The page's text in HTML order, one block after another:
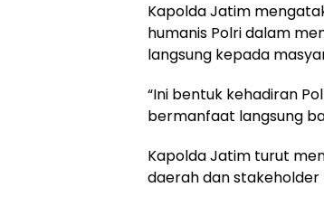
Kapolda Jatim
humanis Polri dalam
langsung kepada
“Ini bentuk kehadiran
bermanfaat langsung
Kapolda Jatim turut
daerah dan